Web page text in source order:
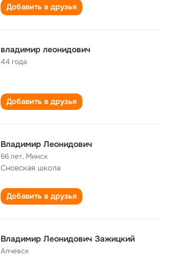
Добавить в друзья
владимир леонидович
44 года
Добавить в друзья
Владимир Леонидович
66 лет, Минск
Сновская школа
Добавить в друзья
Владимир Леонидович Зажицкий
Алчевск